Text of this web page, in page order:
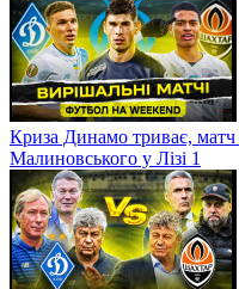
Криза Динамо триває, матч
Малиновського у Лізі 1